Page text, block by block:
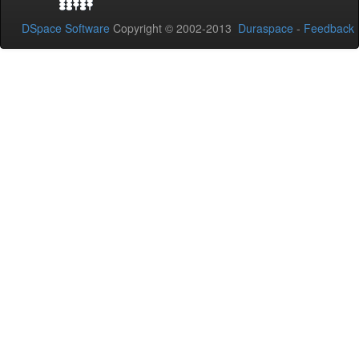
DSpace Software Copyright © 2002-2013 Duraspace - Feedback